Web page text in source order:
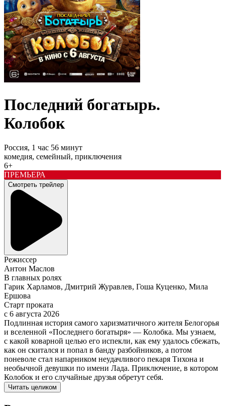
Последний богатырь.
Колобок
Россия, 1 час 56 минут
комедия, семейный, приключения
6+
ПРЕМЬЕРА
Смотреть трейлер
Режиссер
Антон Маслов
В главных ролях
Гарик Харламов, Дмитрий Журавлев, Гоша Куценко, Мила
Ершова
Старт проката
c 6 августа 2026
Подлинная история самого харизматичного жителя Белогорья
и вселенной «Последнего богатыря» — Колобка. Мы узнаем,
с какой коварной целью его испекли, как ему удалось сбежать,
как он скитался и попал в банду разбойников, а потом
поневоле стал напарником неудачливого пекаря Тихона и
необычной девушки по имени Лада. Приключение, в котором
Колобок и его случайные друзья обретут себя.
Читать целиком